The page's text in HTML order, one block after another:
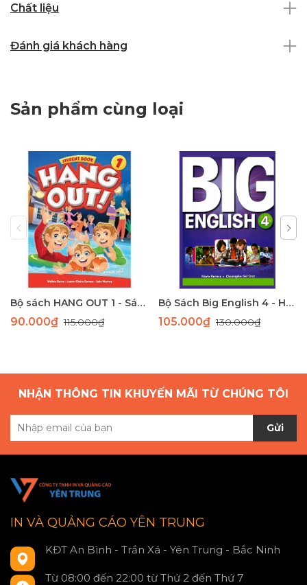
Chất liệu
Đánh giá khách hàng
Sản phẩm cùng loại
Bộ sách HANG OUT 1 - Sách học tiếng Anh giao tiếp dành cho học sinh tiểu học
90.000₫115.000₫
Bộ Sách Big English 4 - Học Tiếng Anh Toàn Diện Cho Học Sinh Tiểu Học
105.000₫130.000₫
NHẬN THÔNG TIN KHUYẾN MÃI TỪ CHÚNG TÔI
Gửi
IN VÀ QUẢNG CÁO YÊN TRUNG
KĐT An Bình - Trần Xá - Yên Trung - Bắc Ninh
Từ 08:00 đến 22:00 từ Thứ 2 đến Thứ 7